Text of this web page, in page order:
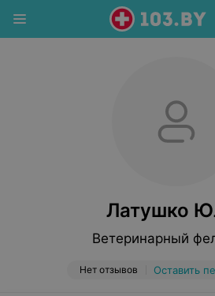
Латушко
Ветеринарный
Нет отзывов Оставить